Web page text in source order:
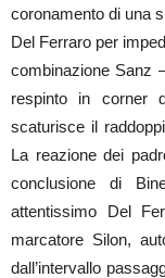
coronamento di una
Del Ferraro per
combinazione Sanz
respinto in corner
scaturisce il
La reazione dei
conclusione di
attentissimo Del
marcatore Silon,
dall’intervallo